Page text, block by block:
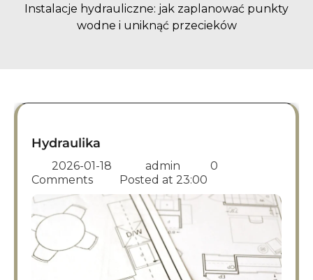
Instalacje hydrauliczne: jak zaplanować punkty
wodne i uniknąć przecieków
Hydraulika
2026-01-18 admin
0
Comments
Posted at 23:00